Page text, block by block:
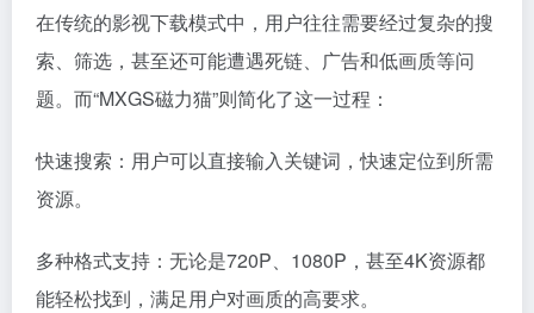
在传统的影视下载模式中，用户往往需要经过复杂的搜
索、筛选，甚至还可能遭遇死链、广告和低画质等问
题。而“MXGS磁力猫”则简化了这一过程：
快速搜索：用户可以直接输入关键词，快速定位到所需
资源。
多种格式支持：无论是720P、1080P，甚至4K资源都
能轻松找到，满足用户对画质的高要求。